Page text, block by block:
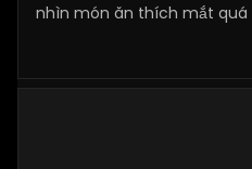
nhìn món ăn thích mắt quá